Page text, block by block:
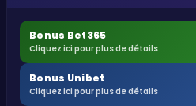
Bonus Bet365
Cliquez ici pour plus de détails
Bonus Unibet
Cliquez ici pour plus de détails